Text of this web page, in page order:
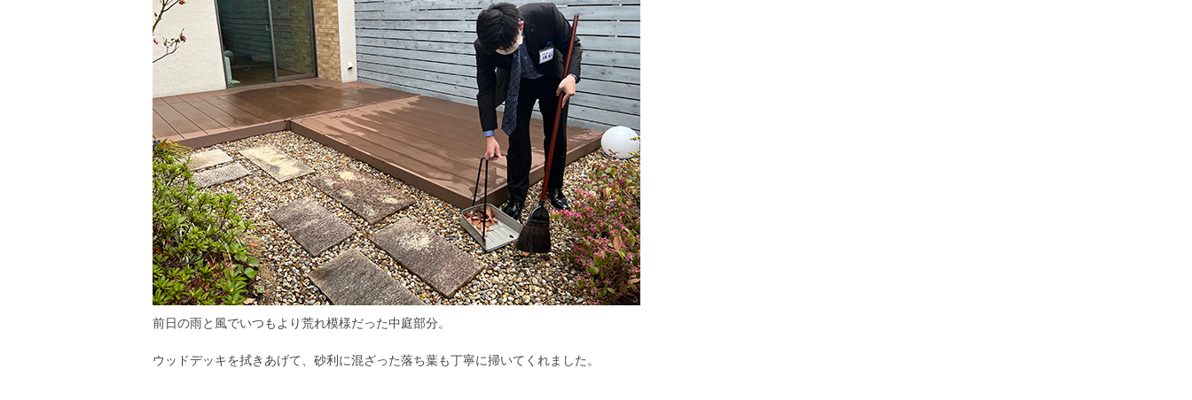
前日の雨と風でいつもより荒れ模様だった中庭部分。
ウッドデッキを拭きあげて、砂利に混ざった落ち葉も丁寧に掃いてくれました。